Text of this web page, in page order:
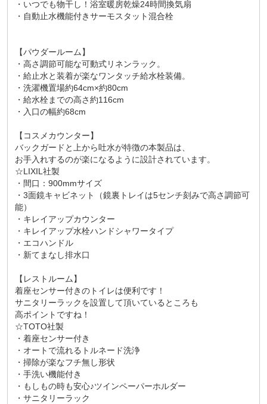
・いつでも物干し！浴室暖房乾燥24時間換気扇
・自動止水機能付きサーモスタット混合栓
【パウダールーム】
・高さ調節可能な可動式リネンラック。
・給止水と装着が楽なワンタッチ給水栓装備。
・洗濯機置場約64cm×約80cm
・給水栓までの高さ約116cm
・入口の幅約68cm
【コスメカウンター】
バックガードと上から吐水が特徴の本製品は、
お手入れするのが楽になるように設計されています。
☆LIXIL社製
・間口：900mmサイズ
・3面鏡キャビネット（鏡裏トレイは5センチ刻みで高さ調節可
能）
・キレイアップカウンター
・キレイアップ水栓ハンドシャワータイプ
・エコハンドル
・新てまなし排水口
【レストルーム】
着座センサー付きのトイレは便利です！
サニタリーラックを設置して頂いているところも
高ポイントですね！
☆TOTO社製
・着座センサー付き
・オートで流れるトルネード洗浄
・掃除が楽なフチ無し形状
・手洗い機能付き
・もしもの時も安心♪ツインペーパーホルダー
・サニタリーラック